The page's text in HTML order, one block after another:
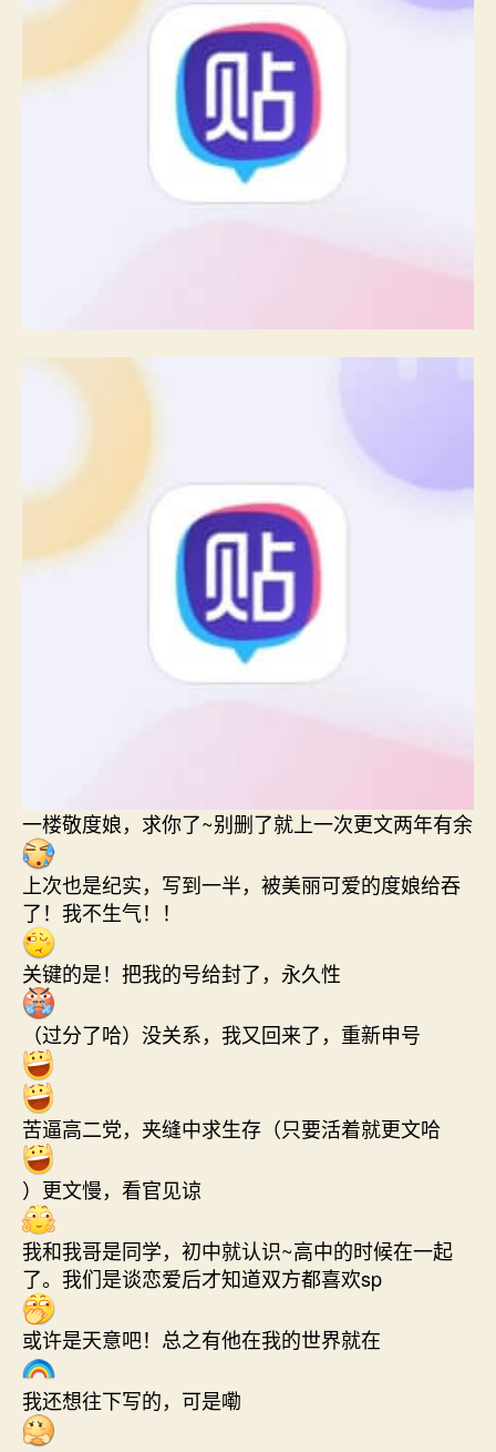
一楼敬度娘，求你了~别删了就上一次更文两年有余
上次也是纪实，写到一半，被美丽可爱的度娘给吞
了！我不生气！！
关键的是！把我的号给封了，永久性
（过分了哈）没关系，我又回来了，重新申号
苦逼高二党，夹缝中求生存（只要活着就更文哈
）更文慢，看官见谅
我和我哥是同学，初中就认识~高中的时候在一起
了。我们是谈恋爱后才知道双方都喜欢sp
或许是天意吧！总之有他在我的世界就在
我还想往下写的，可是嘞